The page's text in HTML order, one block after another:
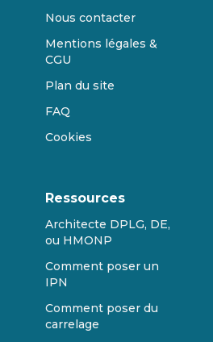
Nous contacter
Mentions légales &
CGU
Plan du site
FAQ
Cookies
Ressources
Architecte DPLG, DE,
ou HMONP
Comment poser un
IPN
Comment poser du
carrelage